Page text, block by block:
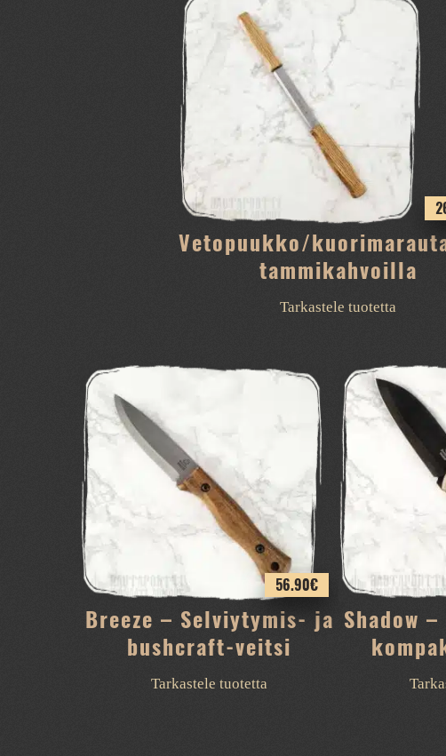
Vetopuukko/
tammikahvoilla
Tarkastele tuotetta
Breeze – Selviytymis- ja
bushcraft-veitsi
56.90€
Tarkastele tuotetta
Shadow